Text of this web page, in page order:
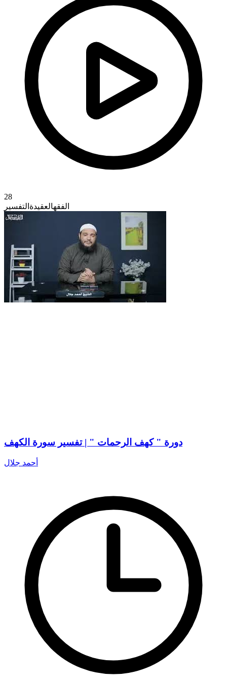
28
الفقهالعقيدة التفسير
دورة " كهف الرحمات " | تفسير سورة الكهف
أحمد جلال